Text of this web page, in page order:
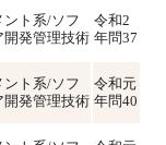
ント系/ソフ
開発管理技術
令和2
年問37
ント系/ソフ
開発管理技術
令和元
年問40